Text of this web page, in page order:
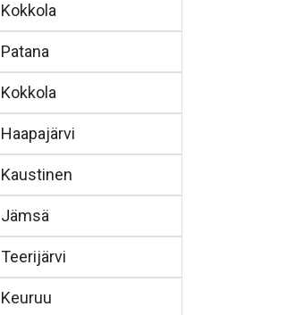
Kokkola
Patana
Kokkola
Haapajärvi
Kaustinen
Jämsä
Teerijärvi
Keuruu